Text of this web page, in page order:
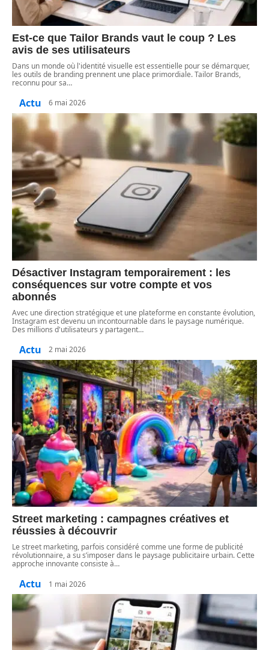
Est-ce que Tailor Brands vaut le coup ? Les
avis de ses utilisateurs
Dans un monde où l'identité visuelle est essentielle pour se démarquer,
les outils de branding prennent une place primordiale. Tailor Brands,
reconnu pour sa…
Actu 6 mai 2026
Désactiver Instagram temporairement : les
conséquences sur votre compte et vos
abonnés
Avec une direction stratégique et une plateforme en constante évolution,
Instagram est devenu un incontournable dans le paysage numérique.
Des millions d'utilisateurs y partagent…
Actu 2 mai 2026
Street marketing : campagnes créatives et
réussies à découvrir
Le street marketing, parfois considéré comme une forme de publicité
révolutionnaire, a su s’imposer dans le paysage publicitaire urbain. Cette
approche innovante consiste à…
Actu 1 mai 2026